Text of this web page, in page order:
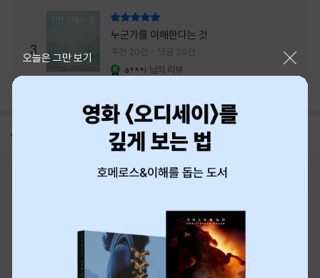
3
누군가를 이해한다는 것
추천 20건 댓글 20건
a***i 님의 리뷰
공지 8월 신용카드 무이자할부 안내
오늘은 그만 보기
최근 본 상품
티켓 1544-6399
중고샵 1566-4295
eBook 1:1문의/채팅상담
예스이십사(주) 사업자 정보
이용약관
개인정보처리방침
청소년보호정책